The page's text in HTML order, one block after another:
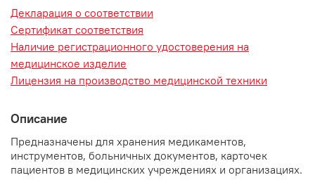
Декларация о соответствии
Сертификат соответствия
Наличие регистрационного удостоверения на
медицинское изделие
Лицензия на производство медицинской техники
Описание
Предназначены для хранения медикаментов,
инструментов, больничных документов, карточек
пациентов в медицинских учреждениях и организациях.